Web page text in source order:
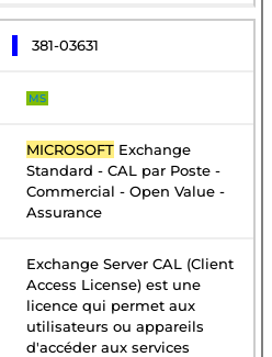
381-03631
MS
MICROSOFT Exchange
Standard - CAL par Poste -
Commercial - Open Value -
Assurance
Exchange Server CAL (Client
Access License) est une
licence qui permet aux
utilisateurs ou appareils
d'accéder aux services